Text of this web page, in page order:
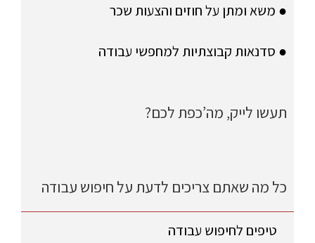
● משא ומתן על חוזים והצעות שכר
● סדנאות קבוצתיות למחפשי עבודה
תעשו לייק, מה’כפת לכם?
כל מה שאתם צריכים לדעת על חיפוש עבודה
טיפים לחיפוש עבודה